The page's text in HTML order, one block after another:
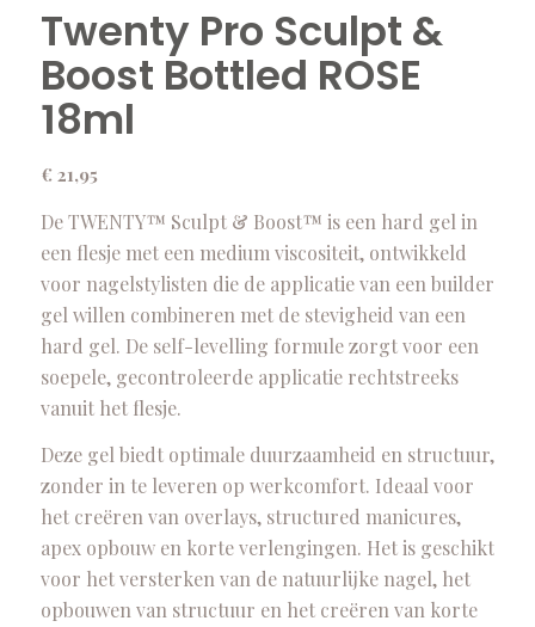
Twenty Pro Sculpt &
Boost Bottled ROSE
18ml
€ 21,95
De TWENTY™ Sculpt & Boost™ is een hard gel in
een flesje met een medium viscositeit, ontwikkeld
voor nagelstylisten die de applicatie van een builder
gel willen combineren met de stevigheid van een
hard gel. De self-levelling formule zorgt voor een
soepele, gecontroleerde applicatie rechtstreeks
vanuit het flesje.
Deze gel biedt optimale duurzaamheid en structuur,
zonder in te leveren op werkcomfort. Ideaal voor
het creëren van overlays, structured manicures,
apex opbouw en korte verlengingen. Het is geschikt
voor het versterken van de natuurlijke nagel, het
opbouwen van structuur en het creëren van korte